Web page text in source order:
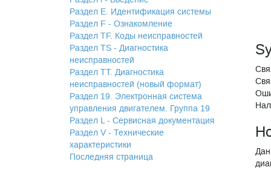
Раздел Е. Идентификация системы
Раздел F - Ознакомление
Раздел TF. Коды неисправностей
Раздел TS - Диагностика
неисправностей
Раздел TТ. Диагностика
неисправностей (новый формат)
Раздел 19. Электронная система
управления двигателем. Группа 19
Раздел L - Сервисная документация
Раздел V - Технические
характеристики
Последняя страница